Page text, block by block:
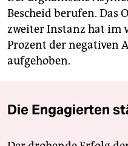
Bescheid berufen. Das
zweiter Instanz hat im
Prozent der negativen
aufgehoben.
Die Engagierten